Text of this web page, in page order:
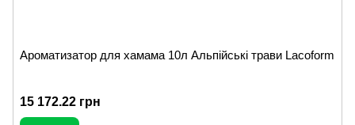
Ароматизатор для хамама 10л Альпійські трави Lacoform
15 172.22 грн